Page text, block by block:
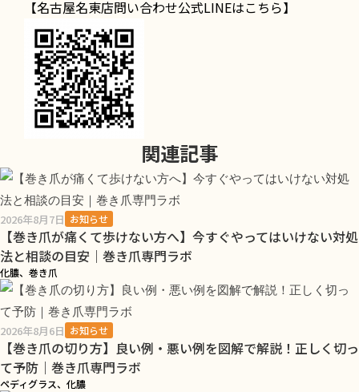
【名古屋名東店問い合わせ公式LINEはこちら】
関連記事
2026年8月7日 お知らせ
【巻き爪が痛くて歩けない方へ】今すぐやってはいけない対処
法と相談の目安｜巻き爪専門ラボ
化膿、巻き爪
2026年8月6日 お知らせ
【巻き爪の切り方】良い例・悪い例を図解で解説！正しく切っ
て予防｜巻き爪専門ラボ
ペディグラス、化膿